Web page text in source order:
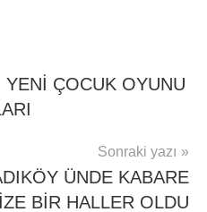
ÇOCUK OYUNU
Sonraki yazı
ÜNDE KABARE
BİR HALLER OLDU